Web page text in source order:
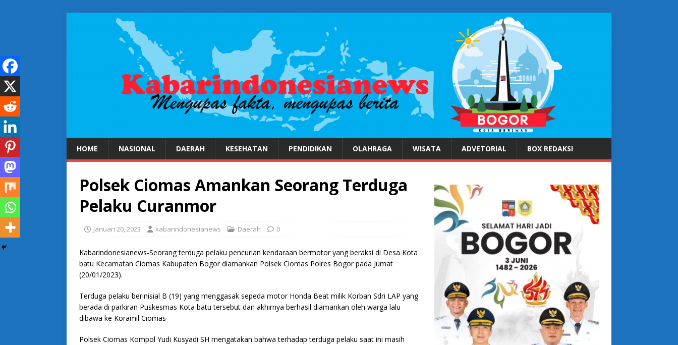
HOME NASIONAL DAERAH KESEHATAN PENDIDIKAN OLAHRAGA WISATA ADVETORIAL BOX REDAKSI
Polsek Ciomas Amankan Seorang Terduga
Pelaku Curanmor
Januari 20, 2023 kabarindonesianews Daerah 0
Kabarindonesianews-Seorang terduga pelaku pencurian kendaraan bermotor yang beraksi di Desa Kota
batu Kecamatan Ciomas Kabupaten Bogor diamankan Polsek Ciomas Polres Bogor pada Jumat
(20/01/2023).
Terduga pelaku berinisial B (19) yang menggasak sepeda motor Honda Beat milik Korban Sdri LAP yang
berada di parkiran Puskesmas Kota batu tersebut dan akhirnya berhasil diamankan oleh warga lalu
dibawa ke Koramil Ciomas
Polsek Ciomas Kompol Yudi Kusyadi SH mengatakan bahwa terhadap terduga pelaku saat ini masih